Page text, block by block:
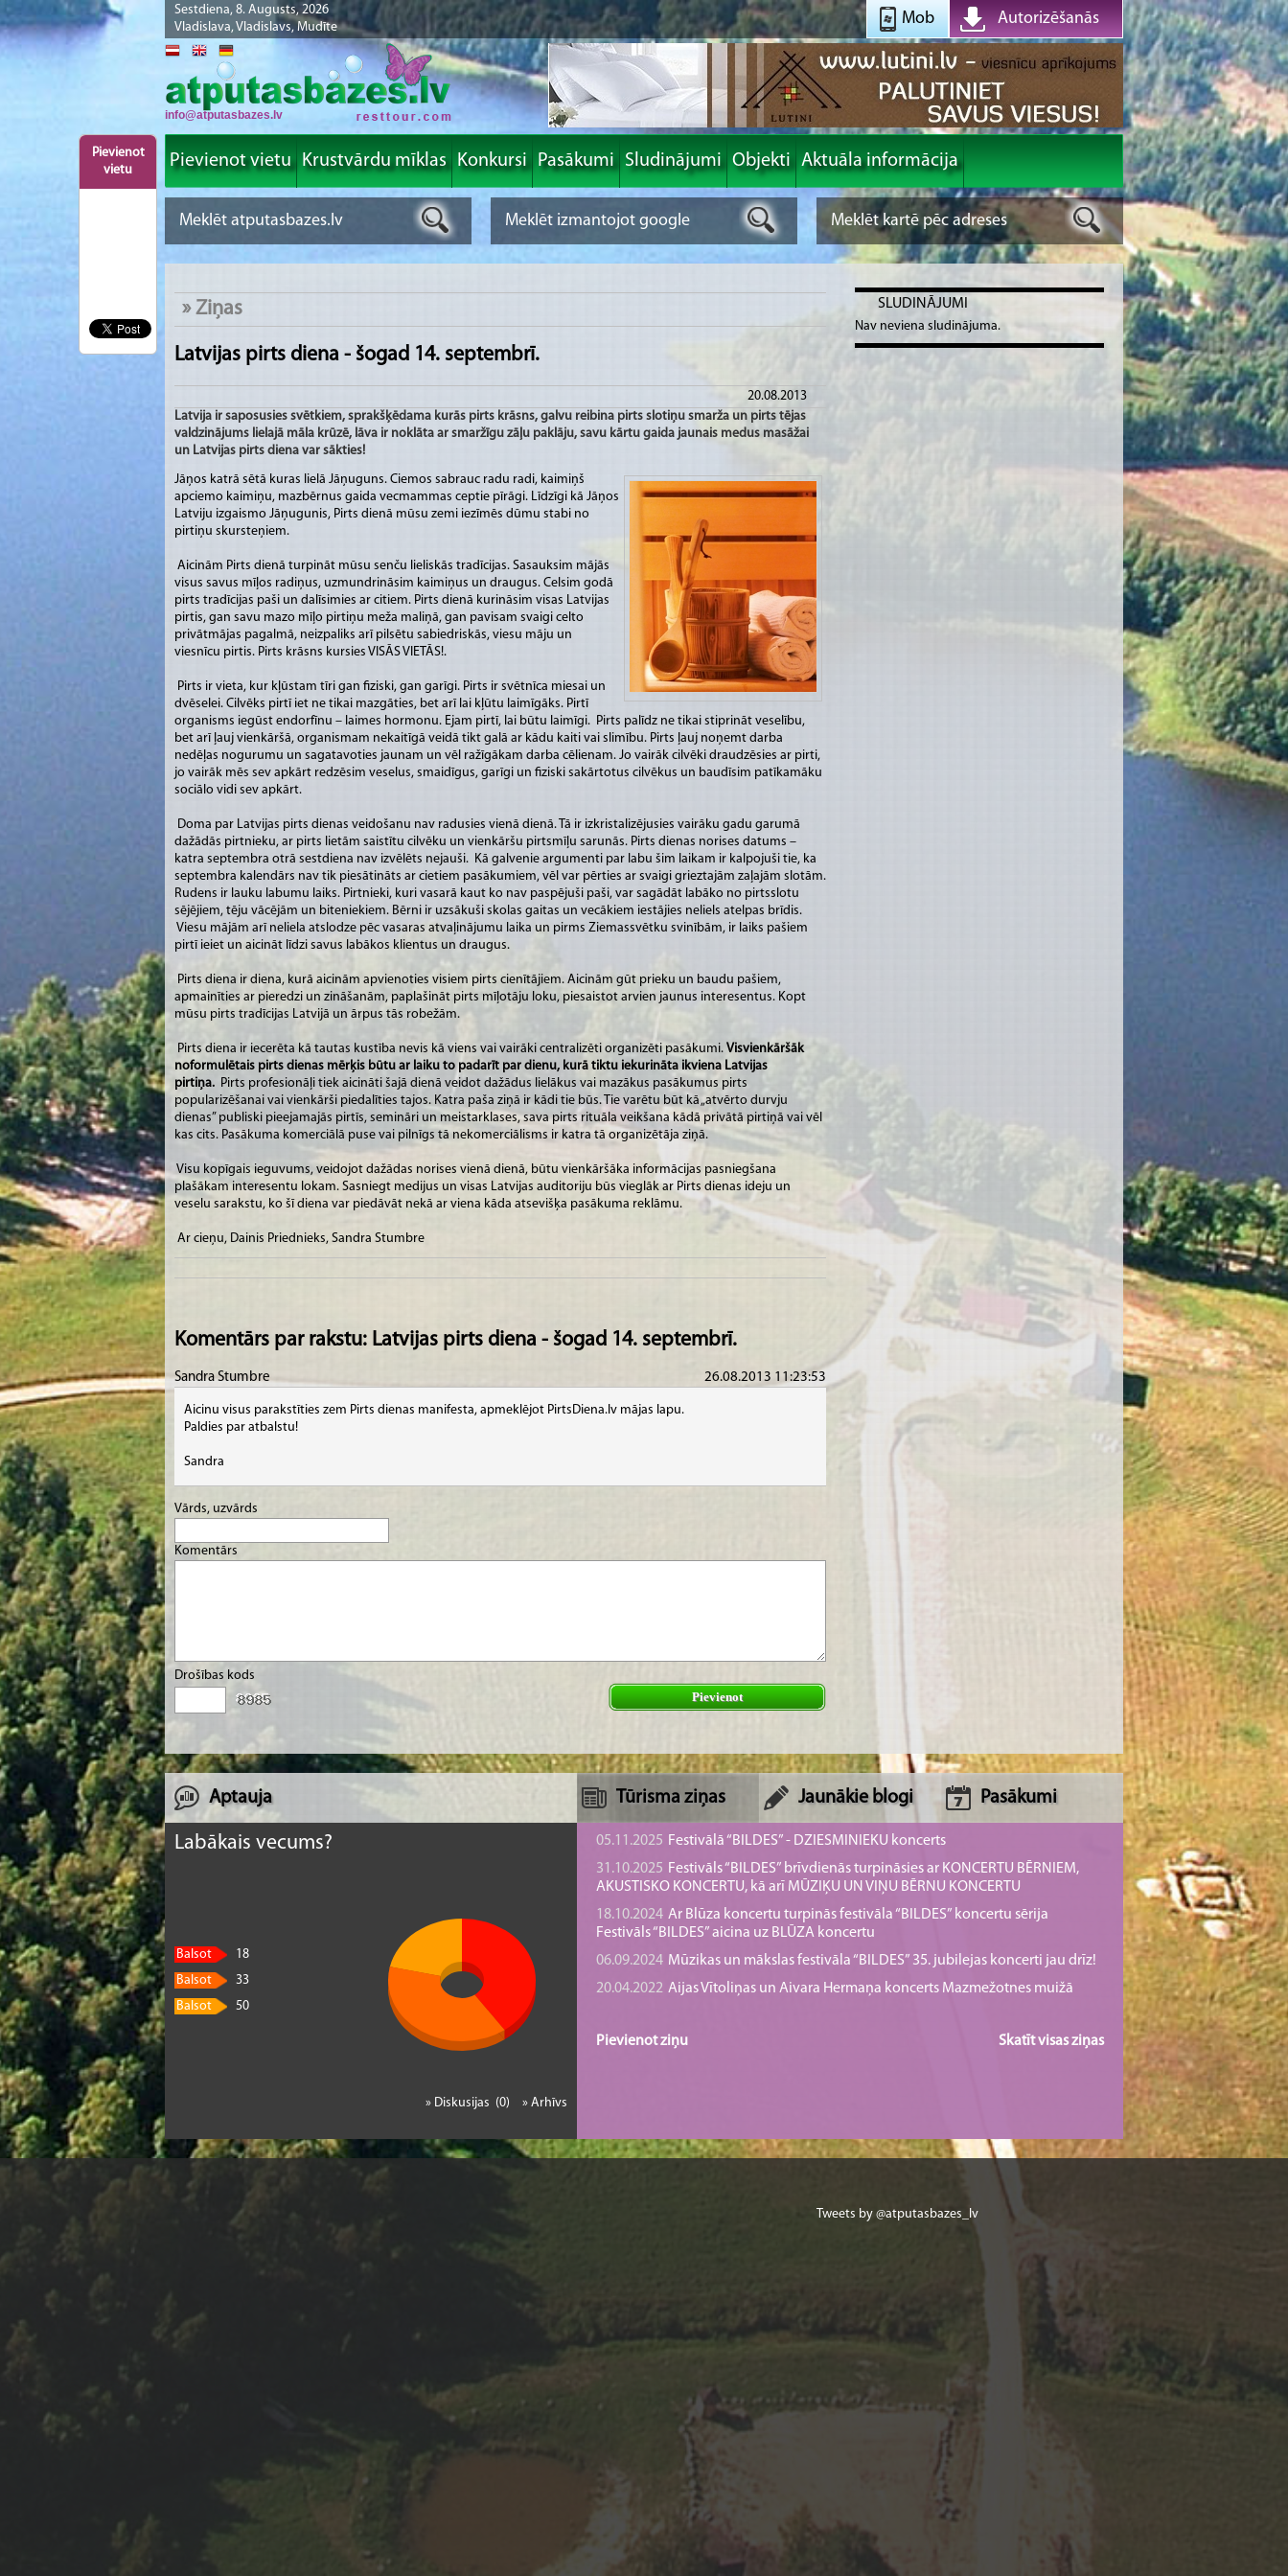
Sestdiena, 8. Augusts, 2026
Vladislava, Vladislavs, Mudīte
Autorizēšanās
Mob
Pievienot
vietu
info@atputasbazes.lv
Pievienot vietu Krustvārdu mīklas Konkursi Pasākumi Sludinājumi Objekti Aktuāla informācija
»Ziņas
Latvijas pirts diena - šogad 14. septembrī.
20.08.2013
Latvija ir saposusies svētkiem, sprakšķēdama kurās pirts krāsns, galvu reibina pirts slotiņu smarža un pirts tējas
valdzinājums lielajā māla krūzē, lāva ir noklāta ar smaržīgu zāļu paklāju, savu kārtu gaida jaunais medus masāžai
un Latvijas pirts diena var sākties!
Jāņos katrā sētā kuras lielā Jāņuguns. Ciemos sabrauc radu radi, kaimiņš
apciemo kaimiņu, mazbērnus gaida vecmammas ceptie pīrāgi. Līdzīgi kā Jāņos
Latviju izgaismo Jāņugunis, Pirts dienā mūsu zemi iezīmēs dūmu stabi no
pirtiņu skursteņiem.
Aicinām Pirts dienā turpināt mūsu senču lieliskās tradīcijas. Sasauksim mājās
visus savus mīļos radiņus, uzmundrināsim kaimiņus un draugus. Celsim godā
pirts tradīcijas paši un dalīsimies ar citiem. Pirts dienā kurināsim visas Latvijas
pirtis, gan savu mazo mīļo pirtiņu meža maliņā, gan pavisam svaigi celto
privātmājas pagalmā, neizpaliks arī pilsētu sabiedriskās, viesu māju un
viesnīcu pirtis. Pirts krāsns kursies VISĀS VIETĀS!.
Pirts ir vieta, kur kļūstam tīri gan fiziski, gan garīgi. Pirts ir svētnīca miesai un
dvēselei. Cilvēks pirtī iet ne tikai mazgāties, bet arī lai kļūtu laimīgāks. Pirtī
organisms iegūst endorfīnu – laimes hormonu. Ejam pirtī, lai būtu laimīgi. Pirts palīdz ne tikai stiprināt veselību,
bet arī ļauj vienkāršā, organismam nekaitīgā veidā tikt galā ar kādu kaiti vai slimību. Pirts ļauj noņemt darba
nedēļas nogurumu un sagatavoties jaunam un vēl ražīgākam darba cēlienam. Jo vairāk cilvēki draudzēsies ar pirti,
jo vairāk mēs sev apkārt redzēsim veselus, smaidīgus, garīgi un fiziski sakārtotus cilvēkus un baudīsim patīkamāku
sociālo vidi sev apkārt.
Doma par Latvijas pirts dienas veidošanu nav radusies vienā dienā. Tā ir izkristalizējusies vairāku gadu garumā
dažādās pirtnieku, ar pirts lietām saistītu cilvēku un vienkāršu pirtsmīļu sarunās. Pirts dienas norises datums –
katra septembra otrā sestdiena nav izvēlēts nejauši. Kā galvenie argumenti par labu šim laikam ir kalpojuši tie, ka
septembra kalendārs nav tik piesātināts ar cietiem pasākumiem, vēl var pērties ar svaigi grieztajām zaļajām slotām.
Rudens ir lauku labumu laiks. Pirtnieki, kuri vasarā kaut ko nav paspējuši paši, var sagādāt labāko no pirtsslotu
sējējiem, tēju vācējām un biteniekiem. Bērni ir uzsākuši skolas gaitas un vecākiem iestājies neliels atelpas brīdis.
Viesu mājām arī neliela atslodze pēc vasaras atvaļinājumu laika un pirms Ziemassvētku svinībām, ir laiks pašiem
pirtī ieiet un aicināt līdzi savus labākos klientus un draugus.
Pirts diena ir diena, kurā aicinām apvienoties visiem pirts cienītājiem. Aicinām gūt prieku un baudu pašiem,
apmainīties ar pieredzi un zināšanām, paplašināt pirts mīļotāju loku, piesaistot arvien jaunus interesentus. Kopt
mūsu pirts tradīcijas Latvijā un ārpus tās robežām.
Pirts diena ir iecerēta kā tautas kustība nevis kā viens vai vairāki centralizēti organizēti pasākumi. Visvienkāršāk
noformulētais pirts dienas mērķis būtu ar laiku to padarīt par dienu, kurā tiktu iekurināta ikviena Latvijas
pirtiņa. Pirts profesionāļi tiek aicināti šajā dienā veidot dažādus lielākus vai mazākus pasākumus pirts
popularizēšanai vai vienkārši piedalīties tajos. Katra paša ziņā ir kādi tie būs. Tie varētu būt kā „atvērto durvju
dienas” publiski pieejamajās pirtīs, semināri un meistarklases, sava pirts rituāla veikšana kādā privātā pirtiņā vai vēl
kas cits. Pasākuma komerciālā puse vai pilnīgs tā nekomerciālisms ir katra tā organizētāja ziņā.
Visu kopīgais ieguvums, veidojot dažādas norises vienā dienā, būtu vienkāršāka informācijas pasniegšana
plašākam interesentu lokam. Sasniegt medijus un visas Latvijas auditoriju būs vieglāk ar Pirts dienas ideju un
veselu sarakstu, ko šī diena var piedāvāt nekā ar viena kāda atsevišķa pasākuma reklāmu.
Ar cieņu, Dainis Priednieks, Sandra Stumbre
Komentārs par rakstu: Latvijas pirts diena - šogad 14. septembrī.
Sandra Stumbre 26.08.2013 11:23:53
Aicinu visus parakstīties zem Pirts dienas manifesta, apmeklējot PirtsDiena.lv mājas lapu.
Paldies par atbalstu!
Sandra
Vārds, uzvārds
Komentārs
Drošības kods
Pievienot
SLUDINĀJUMI
Nav neviena sludinājuma.
Aptauja
Labākais vecums?
Balsot
18
Balsot
33
Balsot
50
» Arhīvs
» Diskusijas (0)
Tūrisma ziņas Jaunākie blogi Pasākumi
05.11.2025 Festivālā “BILDES” - DZIESMINIEKU koncerts
31.10.2025 Festivāls “BILDES” brīvdienās turpināsies ar KONCERTU BĒRNIEM,
AKUSTISKO KONCERTU, kā arī MŪZIĶU UN VIŅU BĒRNU KONCERTU
18.10.2024 Ar Blūza koncertu turpinās festivāla “BILDES” koncertu sērija
Festivāls “BILDES” aicina uz BLŪZA koncertu
06.09.2024 Mūzikas un mākslas festivāla “BILDES” 35. jubilejas koncerti jau drīz!
20.04.2022 Aijas Vītoliņas un Aivara Hermaņa koncerts Mazmežotnes muižā
Skatīt visas ziņas
Pievienot ziņu
Tweets by @atputasbazes_lv